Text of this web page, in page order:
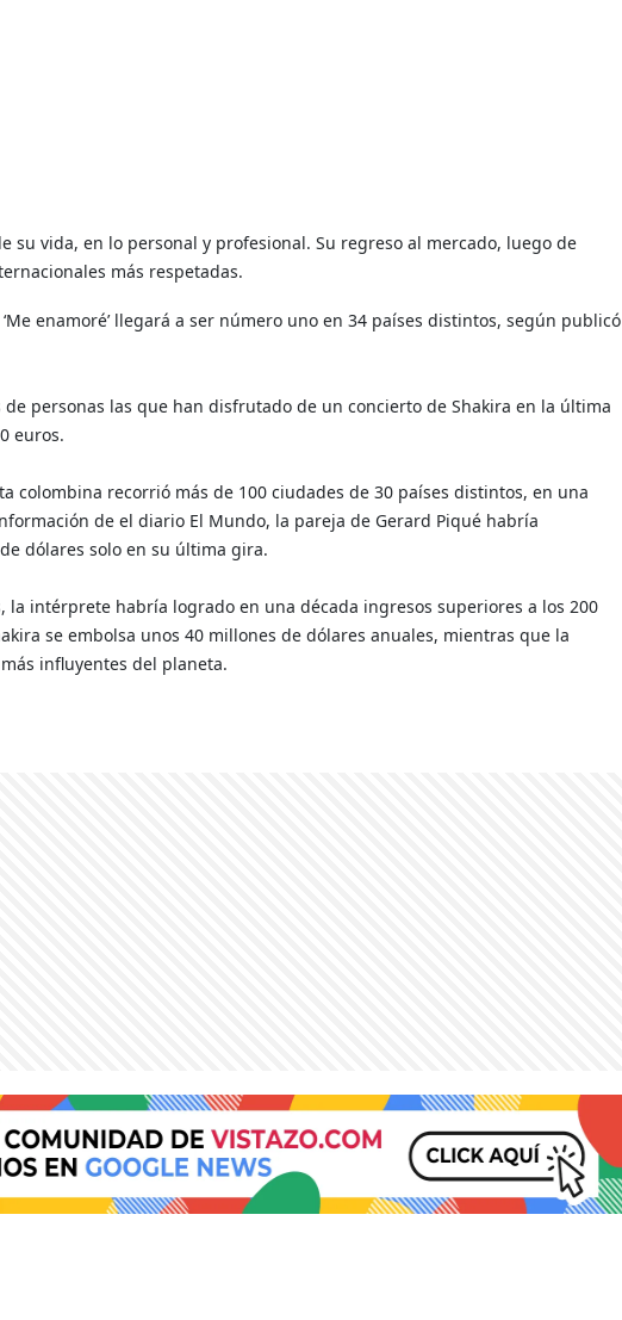
su vida, en lo personal y profesional. Su regreso al mercado, luego de
más respetadas.
enamoré’ llegará a ser número uno en 34 países distintos, según publicó
personas las que han disfrutado de un concierto de Shakira en la última
euros.
colombina recorrió más de 100 ciudades de 30 países distintos, en una
de el diario El Mundo, la pareja de Gerard Piqué habría
dólares solo en su última gira.
la intérprete habría logrado en una década ingresos superiores a los 200
se embolsa unos 40 millones de dólares anuales, mientras que la
influyentes del planeta.